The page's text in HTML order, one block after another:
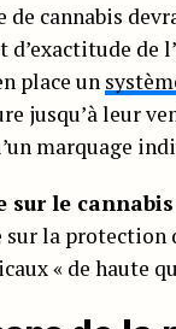
cannabis
de
place un
jusqu’à leur
marquage
sur le cannabis
sur la
« de haute